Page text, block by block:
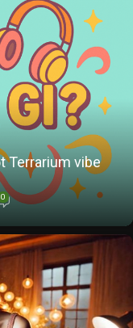
Terrarium vibe
0